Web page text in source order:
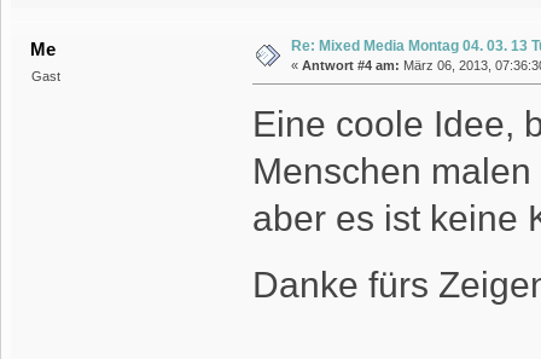
Me
Gast
Re: Mixed Media Montag 04. 03. 13
« Antwort #4 am: März 06, 2013,
Eine coole Idee,
Menschen
aber es ist keine
Danke fürs